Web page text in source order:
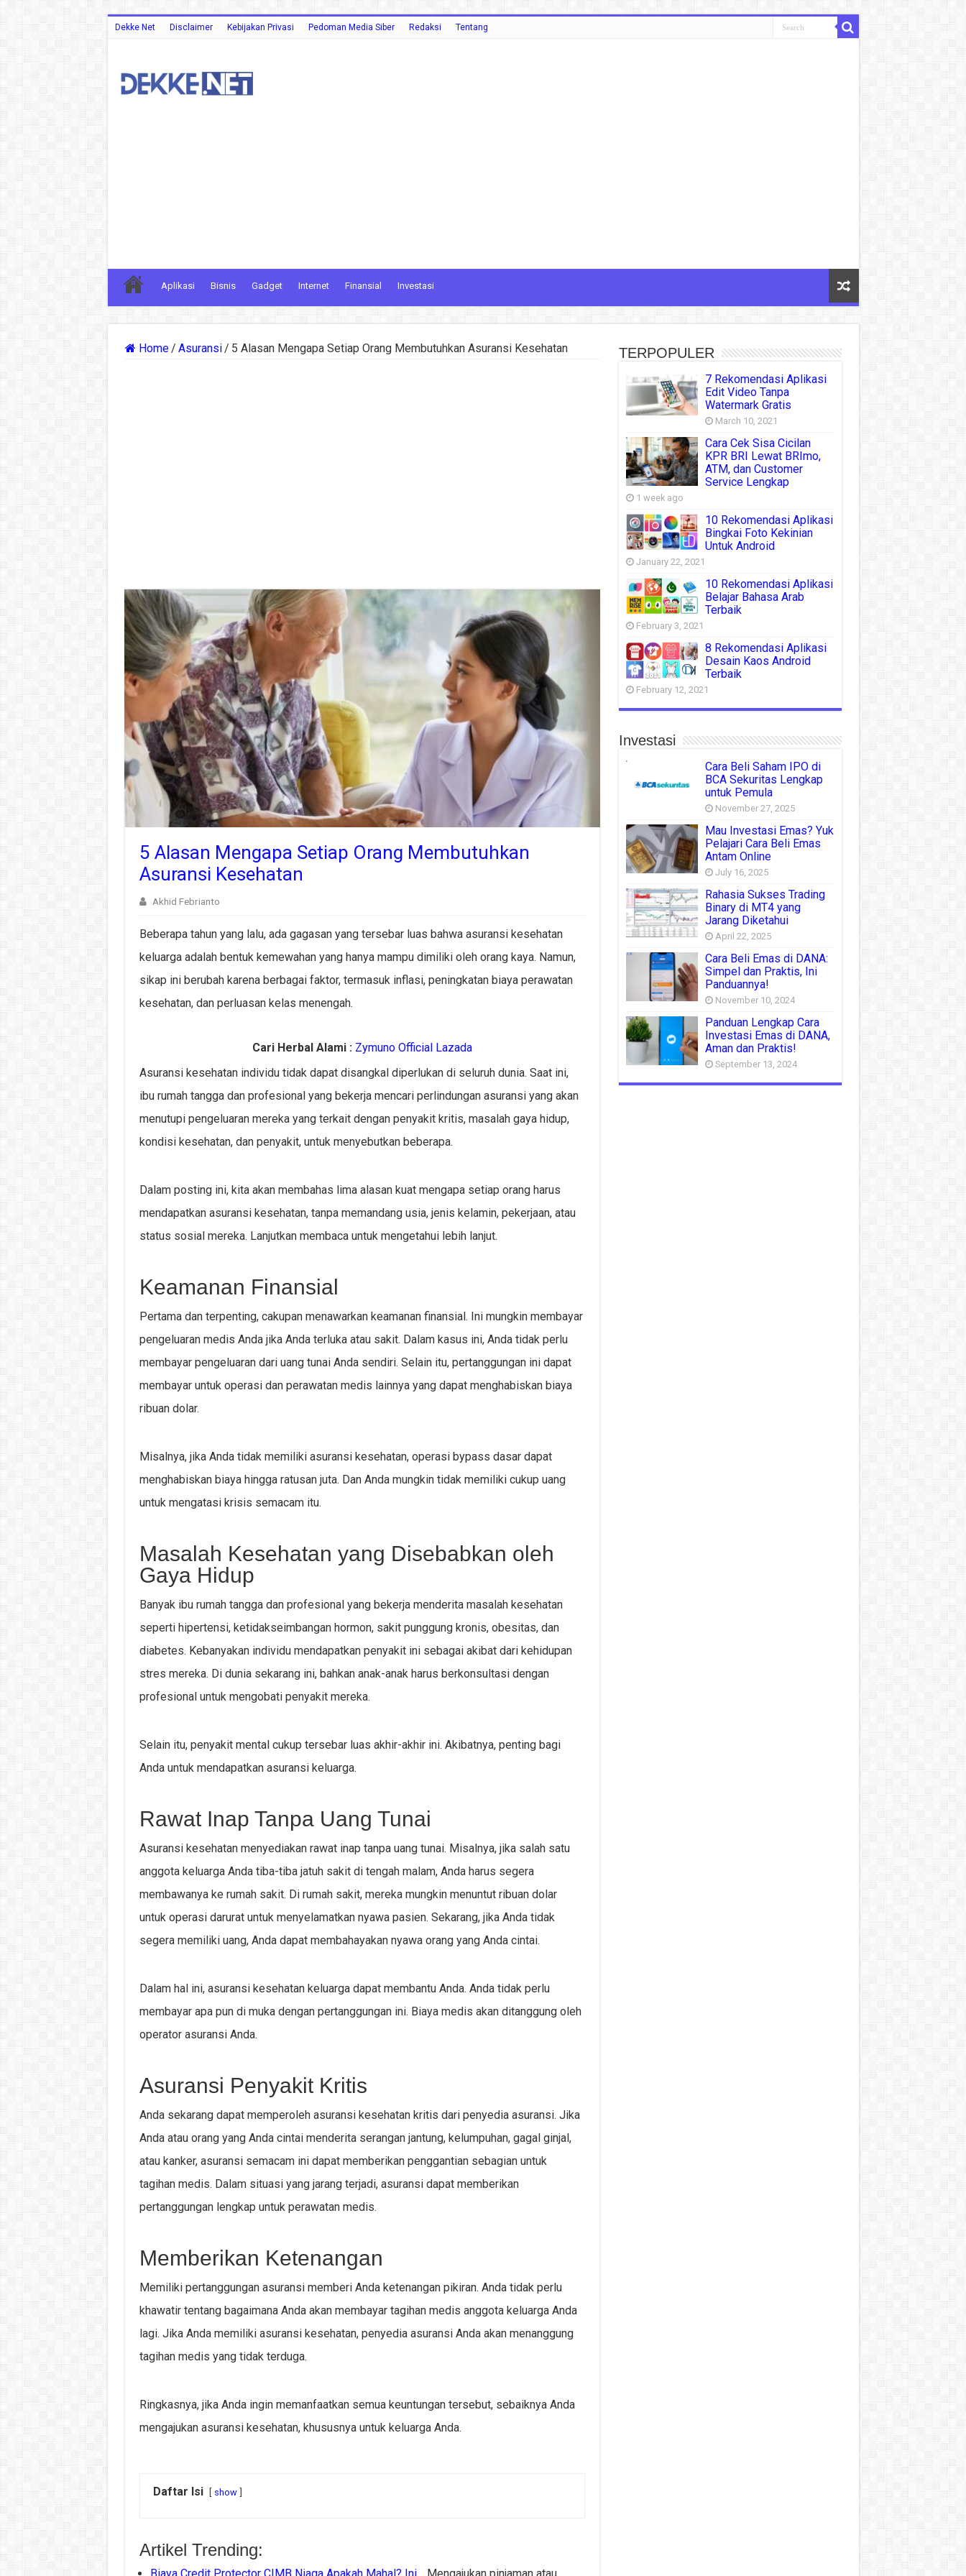
Dekke Net Disclaimer Kebijakan Privasi Pedoman Media Siber Redaksi Tentang
Aplikasi Bisnis Gadget Internet Finansial Investasi
Home/ Asuransi/ 5 Alasan Mengapa Setiap Orang Membutuhkan Asuransi Kesehatan
5 Alasan Mengapa Setiap Orang Membutuhkan
Asuransi Kesehatan
Akhid Febrianto
Beberapa tahun yang lalu, ada gagasan yang tersebar luas bahwa asuransi kesehatan
keluarga adalah bentuk kemewahan yang hanya mampu dimiliki oleh orang kaya. Namun,
sikap ini berubah karena berbagai faktor, termasuk inflasi, peningkatan biaya perawatan
kesehatan, dan perluasan kelas menengah.
Cari Herbal Alami : Zymuno Official Lazada
Asuransi kesehatan individu tidak dapat disangkal diperlukan di seluruh dunia. Saat ini,
ibu rumah tangga dan profesional yang bekerja mencari perlindungan asuransi yang akan
menutupi pengeluaran mereka yang terkait dengan penyakit kritis, masalah gaya hidup,
kondisi kesehatan, dan penyakit, untuk menyebutkan beberapa.
Dalam posting ini, kita akan membahas lima alasan kuat mengapa setiap orang harus
mendapatkan asuransi kesehatan, tanpa memandang usia, jenis kelamin, pekerjaan, atau
status sosial mereka. Lanjutkan membaca untuk mengetahui lebih lanjut.
Keamanan Finansial
Pertama dan terpenting, cakupan menawarkan keamanan finansial. Ini mungkin membayar
pengeluaran medis Anda jika Anda terluka atau sakit. Dalam kasus ini, Anda tidak perlu
membayar pengeluaran dari uang tunai Anda sendiri. Selain itu, pertanggungan ini dapat
membayar untuk operasi dan perawatan medis lainnya yang dapat menghabiskan biaya
ribuan dolar.
Misalnya, jika Anda tidak memiliki asuransi kesehatan, operasi bypass dasar dapat
menghabiskan biaya hingga ratusan juta. Dan Anda mungkin tidak memiliki cukup uang
untuk mengatasi krisis semacam itu.
Masalah Kesehatan yang Disebabkan oleh
Gaya Hidup
Banyak ibu rumah tangga dan profesional yang bekerja menderita masalah kesehatan
seperti hipertensi, ketidakseimbangan hormon, sakit punggung kronis, obesitas, dan
diabetes. Kebanyakan individu mendapatkan penyakit ini sebagai akibat dari kehidupan
stres mereka. Di dunia sekarang ini, bahkan anak-anak harus berkonsultasi dengan
profesional untuk mengobati penyakit mereka.
Selain itu, penyakit mental cukup tersebar luas akhir-akhir ini. Akibatnya, penting bagi
Anda untuk mendapatkan asuransi keluarga.
Rawat Inap Tanpa Uang Tunai
Asuransi kesehatan menyediakan rawat inap tanpa uang tunai. Misalnya, jika salah satu
anggota keluarga Anda tiba-tiba jatuh sakit di tengah malam, Anda harus segera
membawanya ke rumah sakit. Di rumah sakit, mereka mungkin menuntut ribuan dolar
untuk operasi darurat untuk menyelamatkan nyawa pasien. Sekarang, jika Anda tidak
segera memiliki uang, Anda dapat membahayakan nyawa orang yang Anda cintai.
Dalam hal ini, asuransi kesehatan keluarga dapat membantu Anda. Anda tidak perlu
membayar apa pun di muka dengan pertanggungan ini. Biaya medis akan ditanggung oleh
operator asuransi Anda.
Asuransi Penyakit Kritis
Anda sekarang dapat memperoleh asuransi kesehatan kritis dari penyedia asuransi. Jika
Anda atau orang yang Anda cintai menderita serangan jantung, kelumpuhan, gagal ginjal,
atau kanker, asuransi semacam ini dapat memberikan penggantian sebagian untuk
tagihan medis. Dalam situasi yang jarang terjadi, asuransi dapat memberikan
pertanggungan lengkap untuk perawatan medis.
Memberikan Ketenangan
Memiliki pertanggungan asuransi memberi Anda ketenangan pikiran. Anda tidak perlu
khawatir tentang bagaimana Anda akan membayar tagihan medis anggota keluarga Anda
lagi. Jika Anda memiliki asuransi kesehatan, penyedia asuransi Anda akan menanggung
tagihan medis yang tidak terduga.
Ringkasnya, jika Anda ingin memanfaatkan semua keuntungan tersebut, sebaiknya Anda
mengajukan asuransi kesehatan, khususnya untuk keluarga Anda.
Daftar Isi show
Artikel Trending:
TERPOPULER
7 Rekomendasi Aplikasi
Edit Video Tanpa
Watermark Gratis
March 10, 2021
Cara Cek Sisa Cicilan
KPR BRI Lewat BRImo,
ATM, dan Customer
Service Lengkap
1 week ago
10 Rekomendasi Aplikasi
Bingkai Foto Kekinian
Untuk Android
January 22, 2021
10 Rekomendasi Aplikasi
Belajar Bahasa Arab
Terbaik
February 3, 2021
8 Rekomendasi Aplikasi
Desain Kaos Android
Terbaik
February 12, 2021
Investasi
Cara Beli Saham IPO di
BCA Sekuritas Lengkap
untuk Pemula
November 27, 2025
Mau Investasi Emas? Yuk
Pelajari Cara Beli Emas
Antam Online
July 16, 2025
Rahasia Sukses Trading
Binary di MT4 yang
Jarang Diketahui
April 22, 2025
Cara Beli Emas di DANA:
Simpel dan Praktis, Ini
Panduannya!
November 10, 2024
Panduan Lengkap Cara
Investasi Emas di DANA,
Aman dan Praktis!
September 13, 2024